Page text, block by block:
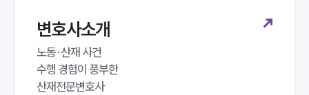
노동산재전문변호사
변호사소개
노동·산재 사건
수행 경험이 풍부한
산재전문변호사